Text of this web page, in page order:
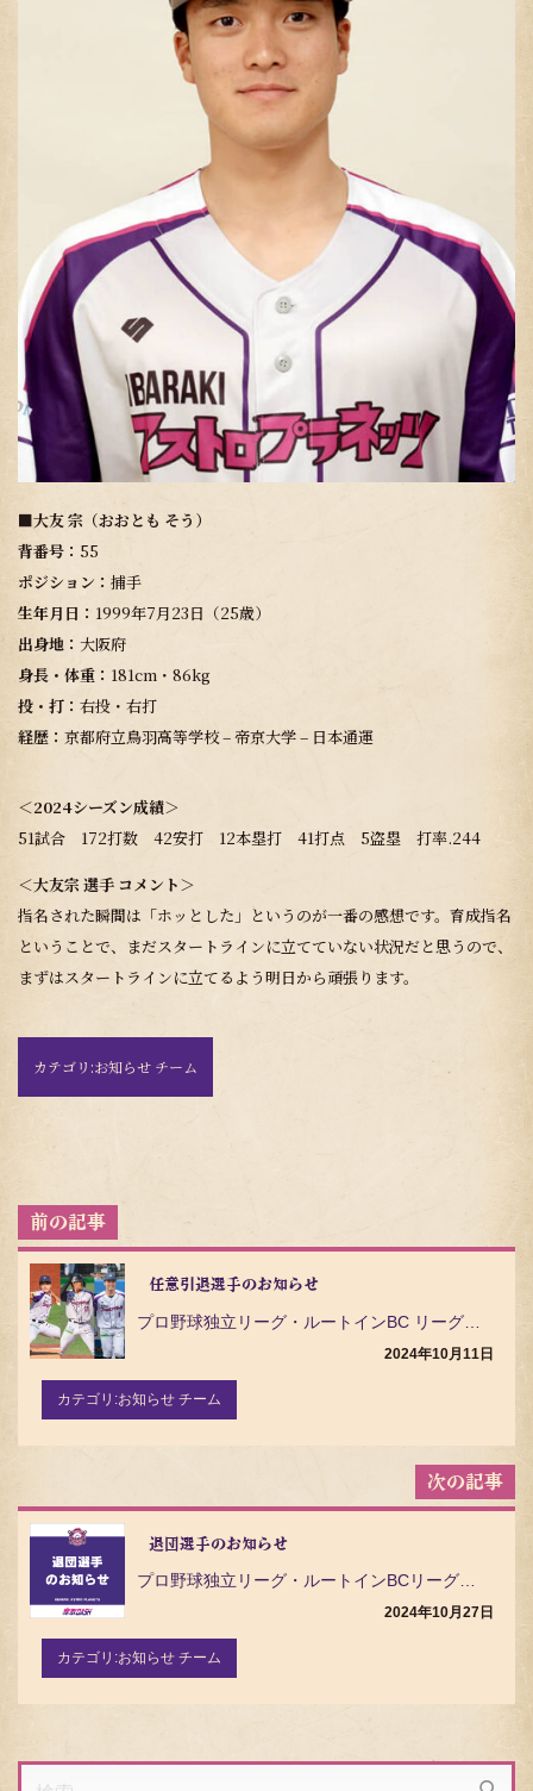
■大友 宗（おおとも そう）
背番号： 55
ポジション： 捕手
生年月日： 1999年7月23日（25歳）
出身地： 大阪府
身長・体重： 181cm・86kg
投・打： 右投・右打
経歴： 京都府立鳥羽高等学校 – 帝京大学 – 日本通運
＜2024シーズン成績＞
51試合 172打数 42安打 12本塁打 41打点 5盗塁 打率.244
＜大友宗 選手 コメント＞
指名された瞬間は「ホッとした」というのが一番の感想です。育成指名
ということで、まだスタートラインに立てていない状況だと思うので、
まずはスタートラインに立てるよう明日から頑張ります。
カテゴリ:お知らせ チーム
投
稿
ナ
ビ
ゲ
ー
シ
任意引退選手のお知らせ
2024年10月11日
カテゴリ:お知らせ チーム
退団選手のお知らせ
プロ野球独立リーグ・ルートインBCリーグ（Baseball Challenge League）の茨城…
2024年10月27日
カテゴリ:お知らせ チーム